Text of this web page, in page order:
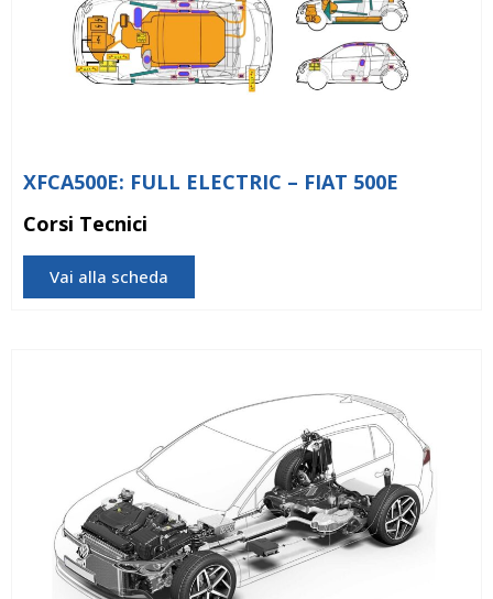
XFCA500E: FULL ELECTRIC – FIAT 500E
Corsi Tecnici
Vai alla scheda